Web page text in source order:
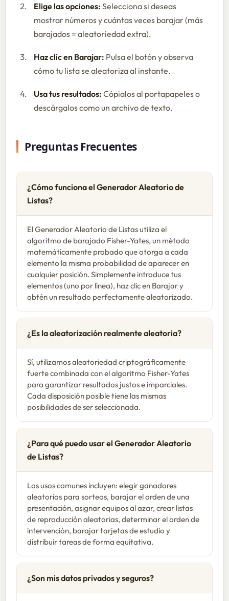
Elige las opciones: Selecciona si deseas
mostrar números y cuántas veces barajar (más
barajados = aleatoriedad extra).
Haz clic en Barajar: Pulsa el botón y observa
cómo tu lista se aleatoriza al instante.
Usa tus resultados: Cópialos al portapapeles o
descárgalos como un archivo de texto.
Preguntas Frecuentes
¿Cómo funciona el Generador Aleatorio de
Listas?
El Generador Aleatorio de Listas utiliza el
algoritmo de barajado Fisher-Yates, un método
matemáticamente probado que otorga a cada
elemento la misma probabilidad de aparecer en
cualquier posición. Simplemente introduce tus
elementos (uno por línea), haz clic en Barajar y
obtén un resultado perfectamente aleatorizado.
¿Es la aleatorización realmente aleatoria?
Sí, utilizamos aleatoriedad criptográficamente
fuerte combinada con el algoritmo Fisher-Yates
para garantizar resultados justos e imparciales.
Cada disposición posible tiene las mismas
posibilidades de ser seleccionada.
¿Para qué puedo usar el Generador Aleatorio
de Listas?
Los usos comunes incluyen: elegir ganadores
aleatorios para sorteos, barajar el orden de una
presentación, asignar equipos al azar, crear listas
de reproducción aleatorias, determinar el orden de
intervención, barajar tarjetas de estudio y
distribuir tareas de forma equitativa.
¿Son mis datos privados y seguros?